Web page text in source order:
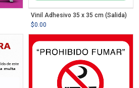
Vinil Adhesivo 35 x 35 cm (Salida)
$0.00